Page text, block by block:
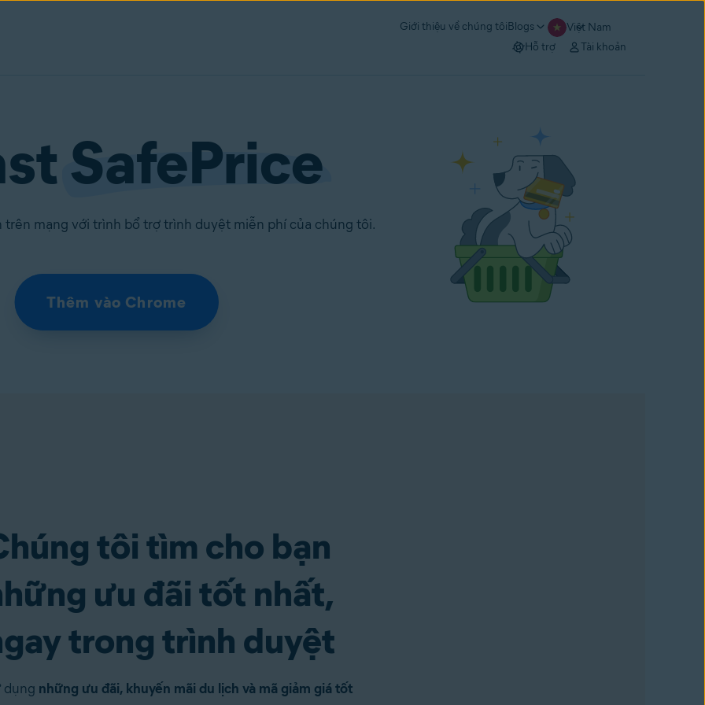
Giới thiệu về chúng tôiBlogs
Việt Nam
Hỗ trợ
Tài khoản
SafePrice
mạng với trình bổ trợ trình duyệt miễn phí của chúng tôi.
Thêm vào Chrome
tôi tìm cho bạn
ưu đãi tốt nhất,
trong trình duyệt
dụng những ưu đãi, khuyến mãi du lịch và mã giảm giá tốt